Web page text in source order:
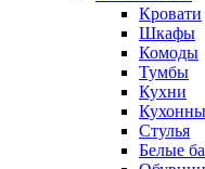
Кровати
Шкафы
Комоды
Тумбы
Кухни
Стулья
Белые